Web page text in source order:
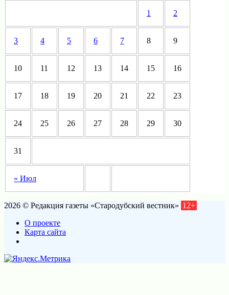
« Июл
1 2
3 4 5 6 7 8 9
10 11 12 13 14 15 16
17 18 19 20 21 22 23
24 25 26 27 28 29 30
31
2026 © Редакция газеты «Стародубский вестник» 12+
О проекте
Карта сайта